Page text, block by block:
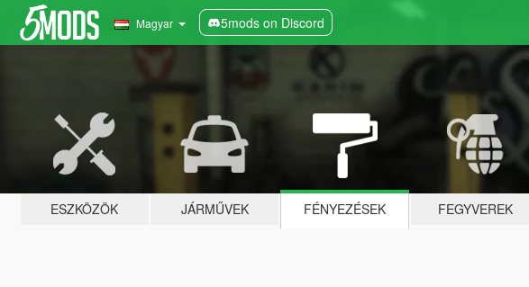
Magyar 5mods on Discord
ESZKÖZÖK JÁRMŰVEK FÉNYEZÉSEK FEGYVEREK